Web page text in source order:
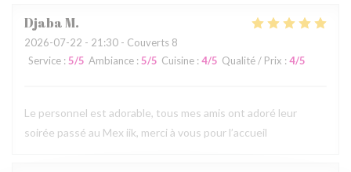
DjabaM
2026-07-22 - 21:30 - Couverts 8
Service : 5/5 Ambiance : 5/5 Cuisine : 4/5 Qualité / Prix : 4/5
Le personnel est adorable, tous mes amis ont adoré leur
soirée passé au Mex iik, merci à vous pour l’accueil